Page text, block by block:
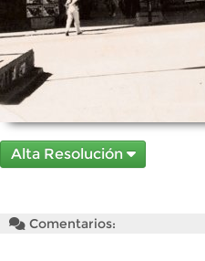
Alta Resolución
Comentarios: